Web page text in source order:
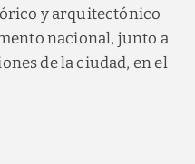
y arquitectónico
nacional, junto a
de la ciudad, en el